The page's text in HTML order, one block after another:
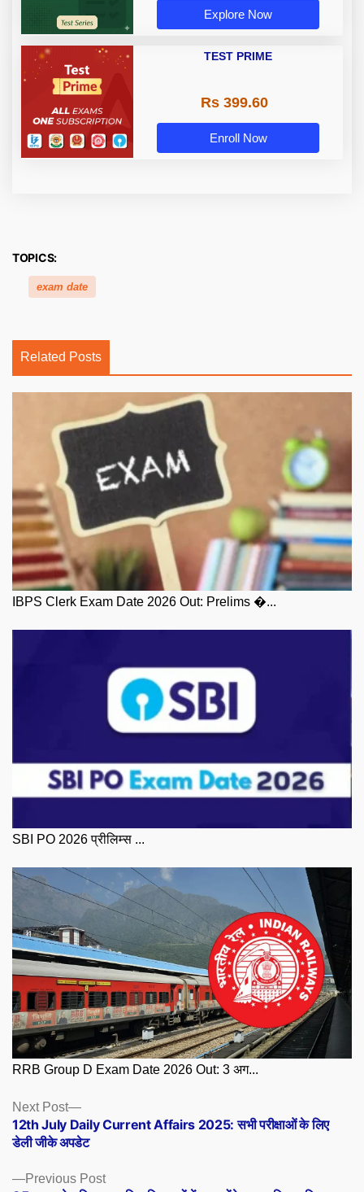
Explore Now
TEST PRIME
Rs 399.60
Enroll Now
TOPICS:
exam date
Related Posts
IBPS Clerk Exam Date 2026 Out: Prelims �...
SBI PO 2026 प्रीलिम्स ...
RRB Group D Exam Date 2026 Out: 3 अग...
Posts
navigation
Previous PostPrevious
Next Post
Next
post:
12th July Daily Current Affairs 2025: सभी परीक्षाओं के लिए
डेली जीके अपडेट